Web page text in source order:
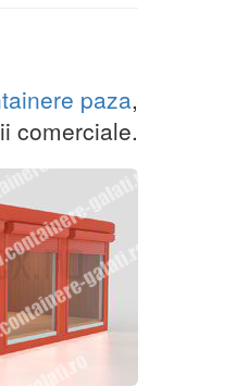
paza,
comerciale.